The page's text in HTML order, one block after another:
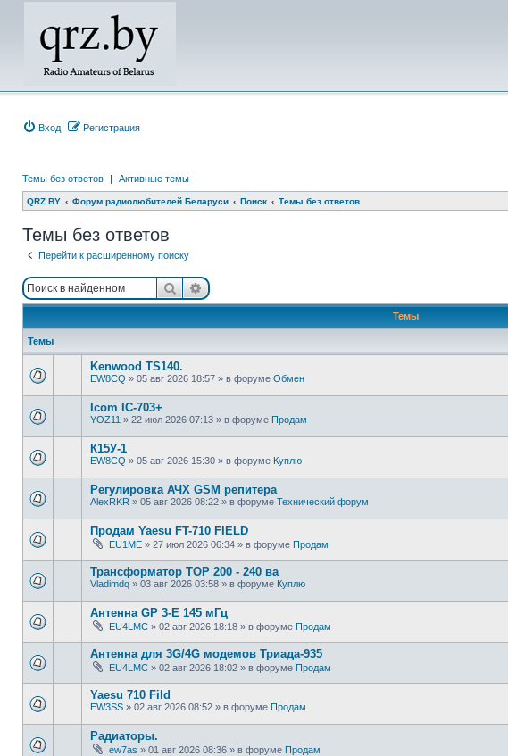
Вход Регистрация
Темы без ответов | Активные темы
QRZ.BY Форум радиолюбителей Беларуси Поиск Темы без ответов
Темы без ответов
Перейти к расширенному поиску
ПоискРасширенный поиск
Темы
Темы
Kenwood TS140.
EW8CQ » 05 авг 2026 18:57 » в форуме Обмен
Icom IC-703+
YOZ11 » 22 июл 2026 07:13 » в форуме Продам
К15У-1
EW8CQ » 05 авг 2026 15:30 » в форуме Куплю
Регулировка АЧХ GSM репитера
AlexRKR » 05 авг 2026 08:22 » в форуме Технический форум
Продам Yaesu FT-710 FIELD
EU1ME » 27 июл 2026 06:34 » в форуме Продам
Трансформатор ТОР 200 - 240 ва
Vladimdq » 03 авг 2026 03:58 » в форуме Куплю
Антенна GP 3-E 145 мГц
EU4LMC » 02 авг 2026 18:18 » в форуме Продам
Антенна для 3G/4G модемов Триада-935
EU4LMC » 02 авг 2026 18:02 » в форуме Продам
Yaesu 710 Fild
EW3SS » 02 авг 2026 08:52 » в форуме Продам
Радиаторы.
ew7as » 01 авг 2026 08:36 » в форуме Продам